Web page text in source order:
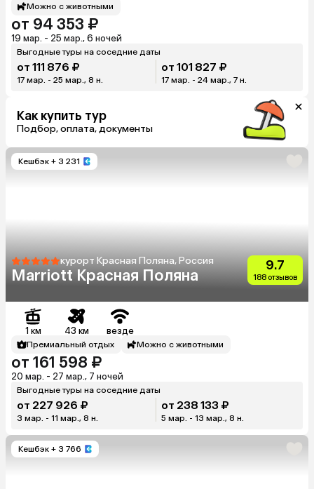
Можно с животными
от 94 353 ₽
19 мар. - 25 мар., 6 ночей
Выгодные туры на соседние даты
от 111 876 ₽
17 мар. - 25 мар., 8 н.
от 101 827 ₽
17 мар. - 24 мар., 7 н.
Как купить тур
Подбор, оплата, документы
Кешбэк + 3 231
курорт Красная Поляна, Россия
Marriott Красная Поляна
9.7
188 отзывов
1 км 43 км везде
Премиальный отдых Можно с животными
от 161 598 ₽
20 мар. - 27 мар., 7 ночей
Выгодные туры на соседние даты
от 227 926 ₽
3 мар. - 11 мар., 8 н.
от 238 133 ₽
5 мар. - 13 мар., 8 н.
Кешбэк + 3 766